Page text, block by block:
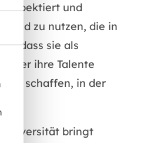
respektiert und
und zu nutzen, die in
dass sie als
ihre Talente
schaffen, in der
Diversität bringt